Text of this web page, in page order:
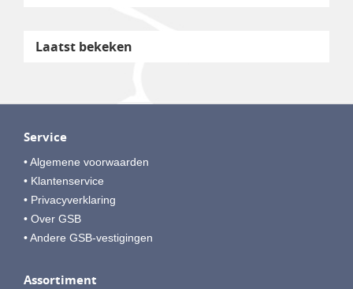
Laatst bekeken
Service
• Algemene voorwaarden
• Klantenservice
• Privacyverklaring
• Over GSB
• Andere GSB-vestigingen
Assortiment